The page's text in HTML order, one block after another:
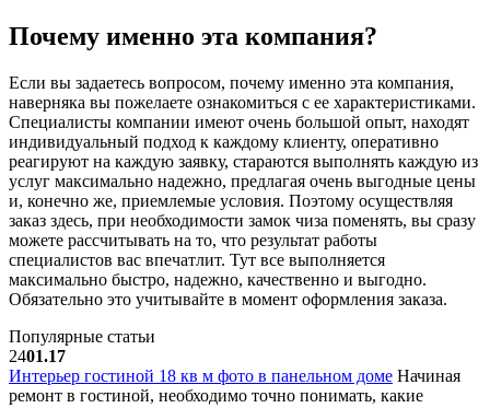
Почему именно эта компания?
Если вы задаетесь вопросом, почему именно эта компания,
наверняка вы пожелаете ознакомиться с ее характеристиками.
Специалисты компании имеют очень большой опыт, находят
индивидуальный подход к каждому клиенту, оперативно
реагируют на каждую заявку, стараются выполнять каждую из
услуг максимально надежно, предлагая очень выгодные цены
и, конечно же, приемлемые условия. Поэтому осуществляя
заказ здесь, при необходимости замок чиза поменять, вы сразу
можете рассчитывать на то, что результат работы
специалистов вас впечатлит. Тут все выполняется
максимально быстро, надежно, качественно и выгодно.
Обязательно это учитывайте в момент оформления заказа.
Популярные статьи
2401.17
Интерьер гостиной 18 кв м фото в панельном доме Начиная
ремонт в гостиной, необходимо точно понимать, какие